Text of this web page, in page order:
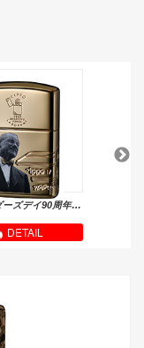
ファウンダーズデイ90周年(スペシャルモデル)
DETAIL